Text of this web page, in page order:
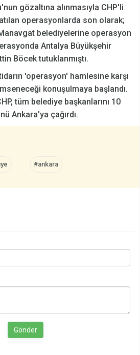
gözaltına alınmasıyla CHP'li
operasyonlarda son olarak;
belediyelerine operasyon
Antalya Büyükşehir
Böcek tutuklanmıştı.
'operasyon' hamlesine karşı
konuşulmaya başlandı.
tüm belediye başkanlarını 10
Ankara'ya çağırdı.
#ankara
Gönder